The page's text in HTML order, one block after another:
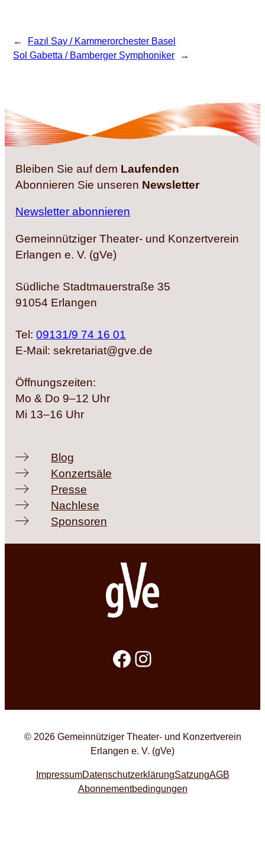
←
Fazıl Say / Kammerorchester Basel
Sol Gabetta / Bamberger Symphoniker
→
Bleiben Sie auf dem Laufenden
Abonnieren Sie unseren Newsletter
Newsletter abonnieren
Gemeinnütziger Theater- und Konzertverein
Erlangen e. V. (gVe)
Südliche Stadtmauerstraße 35
91054 Erlangen
Tel: 09131/9 74 16 01
E-Mail: sekretariat@gve.de
Öffnungszeiten:
Mo & Do 9–12 Uhr
Mi 13–16 Uhr
Blog
Konzertsäle
Presse
Nachlese
Sponsoren
Facebook
Instagram
© 2026 Gemeinnütziger Theater- und Konzertverein
Erlangen e. V. (gVe)
ImpressumDatenschutzerklärungSatzungAGB
Abonnementbedingungen